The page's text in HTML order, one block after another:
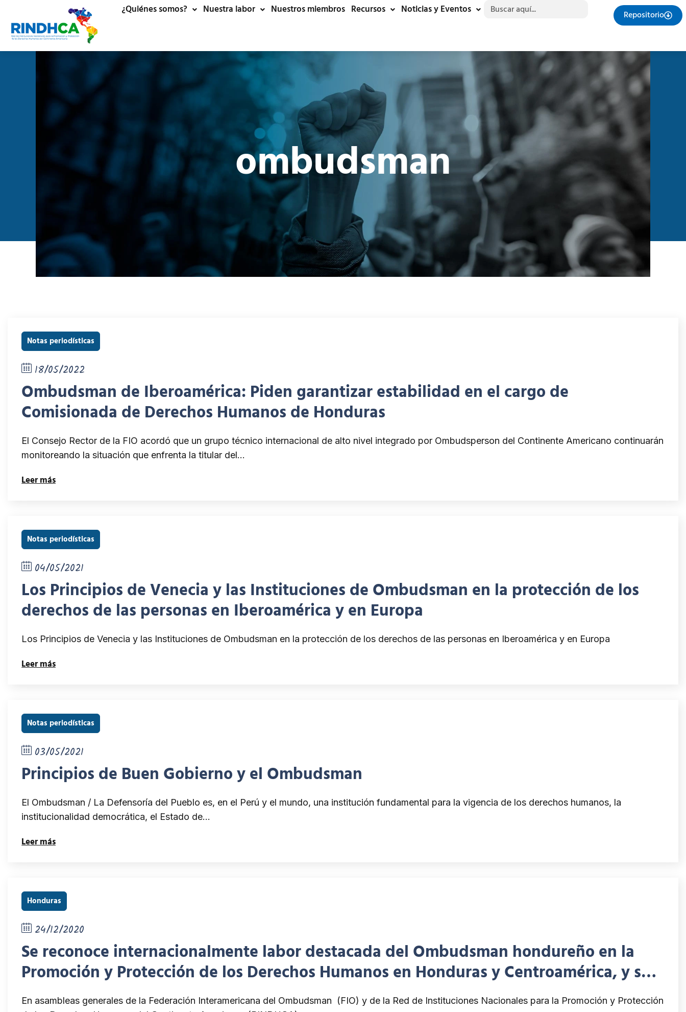
¿Quiénes somos? Nuestra labor Nuestros miembros Recursos Noticias y Eventos Buscar:
Repositorio
ombudsman
Notas periodísticas
18/05/2022
Ombudsman de Iberoamérica: Piden garantizar estabilidad en el cargo de
Comisionada de Derechos Humanos de Honduras
El Consejo Rector de la FIO acordó que un grupo técnico internacional de alto nivel integrado por Ombudsperson del Continente Americano continuarán
monitoreando la situación que enfrenta la titular del…
Leer más
Notas periodísticas
04/05/2021
Los Principios de Venecia y las Instituciones de Ombudsman en la protección de los
derechos de las personas en Iberoamérica y en Europa
Los Principios de Venecia y las Instituciones de Ombudsman en la protección de los derechos de las personas en Iberoamérica y en Europa
Leer más
Notas periodísticas
03/05/2021
Principios de Buen Gobierno y el Ombudsman
El Ombudsman / La Defensoría del Pueblo es, en el Perú y el mundo, una institución fundamental para la vigencia de los derechos humanos, la
institucionalidad democrática, el Estado de…
Leer más
Honduras
24/12/2020
Se reconoce internacionalmente labor destacada del Ombudsman hondureño en la
Promoción y Protección de los Derechos Humanos en Honduras y Centroamérica, y sus
aportes internacionales como miembro de la FIO y RINDHCA
En asambleas generales de la Federación Interamericana del Ombudsman (FIO) y de la Red de Instituciones Nacionales para la Promoción y Protección